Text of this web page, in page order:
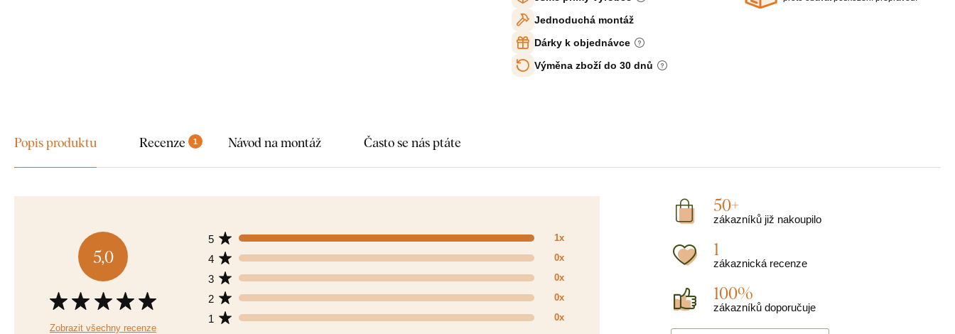
Jednoduchá montáž
Dárky k objednávce
Výměna zboží do 30 dnů
Popis produktu Recenze 1 Návod na montáž Často se nás ptáte
5,0
Zobrazit všechny recenze
1 0x
2 0x
3 0x
4 0x
5 1x
50+
zákazníků již nakoupilo
1
zákaznická recenze
100%
zákazníků doporučuje